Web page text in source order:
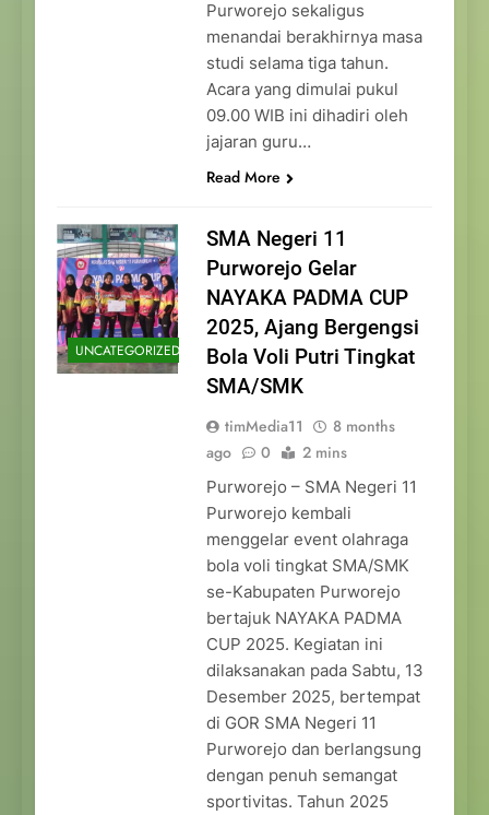
Purworejo sekaligus
menandai berakhirnya masa
studi selama tiga tahun.
Acara yang dimulai pukul
09.00 WIB ini dihadiri oleh
jajaran guru…
Read More
UNCATEGORIZED
SMA Negeri 11
Purworejo Gelar
NAYAKA PADMA CUP
2025, Ajang Bergengsi
Bola Voli Putri Tingkat
SMA/SMK
timMedia11
8 months
ago
0 2 mins
Purworejo – SMA Negeri 11
Purworejo kembali
menggelar event olahraga
bola voli tingkat SMA/SMK
se-Kabupaten Purworejo
bertajuk NAYAKA PADMA
CUP 2025. Kegiatan ini
dilaksanakan pada Sabtu, 13
Desember 2025, bertempat
di GOR SMA Negeri 11
Purworejo dan berlangsung
dengan penuh semangat
sportivitas. Tahun 2025